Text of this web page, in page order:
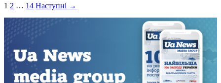
Пагінація
записів
1 2 … 14 Наступні →